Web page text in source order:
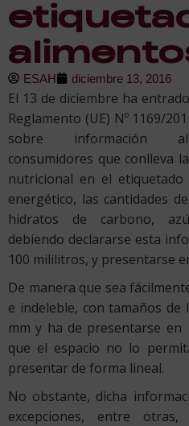
ESAH diciembre 13, 2016
El 13 de diciembre ha
Reglamento (UE) Nº 1169/
sobre información
consumidores que conlleva
nutricional en el
energético, las cantidades
hidratos de carbono,
debiendo declararse esta
100 mililitros, y presentarse
De manera que sea
e indeleble, con tamaños
mm y ha de presentarse
que el espacio no lo
presentar de forma lineal.
No obstante, dicha
excepciones, entre